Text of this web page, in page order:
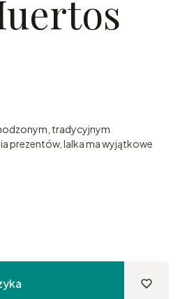
tradycyjnym
prezentów, lalka ma wyjątkowe